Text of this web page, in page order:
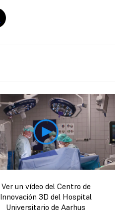
Ver un vídeo del Centro de
Innovación 3D del Hospital
Universitario de Aarhus